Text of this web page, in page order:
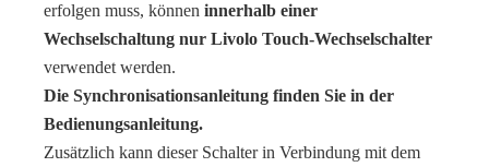
erfolgen muss, können innerhalb einer
Wechselschaltung nur Livolo Touch-Wechselschalter
verwendet werden.
Die Synchronisationsanleitung finden Sie in der
Bedienungsanleitung.
Zusätzlich kann dieser Schalter in Verbindung mit dem